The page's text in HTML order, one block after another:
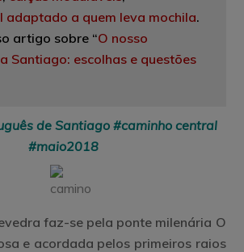
adaptado a quem leva mochila.
artigo sobre “O nosso
Santiago: escolhas e questões
de Santiago #caminho central
#maio2018
faz-se pela ponte milenária O
e acordada pelos primeiros raios